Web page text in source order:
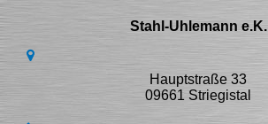
Stahl-Uhlemann e.K.
Hauptstraße 33
09661 Striegistal